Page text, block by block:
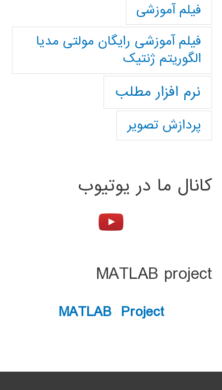
فیلم آموزشی
فیلم آموزشی رایگان مولتی مدیا
الگوریتم ژنتیک
نرم افزار مطلب
پردازش تصویر
کانال ما در یوتیوب
MATLAB project
MATLAB Project